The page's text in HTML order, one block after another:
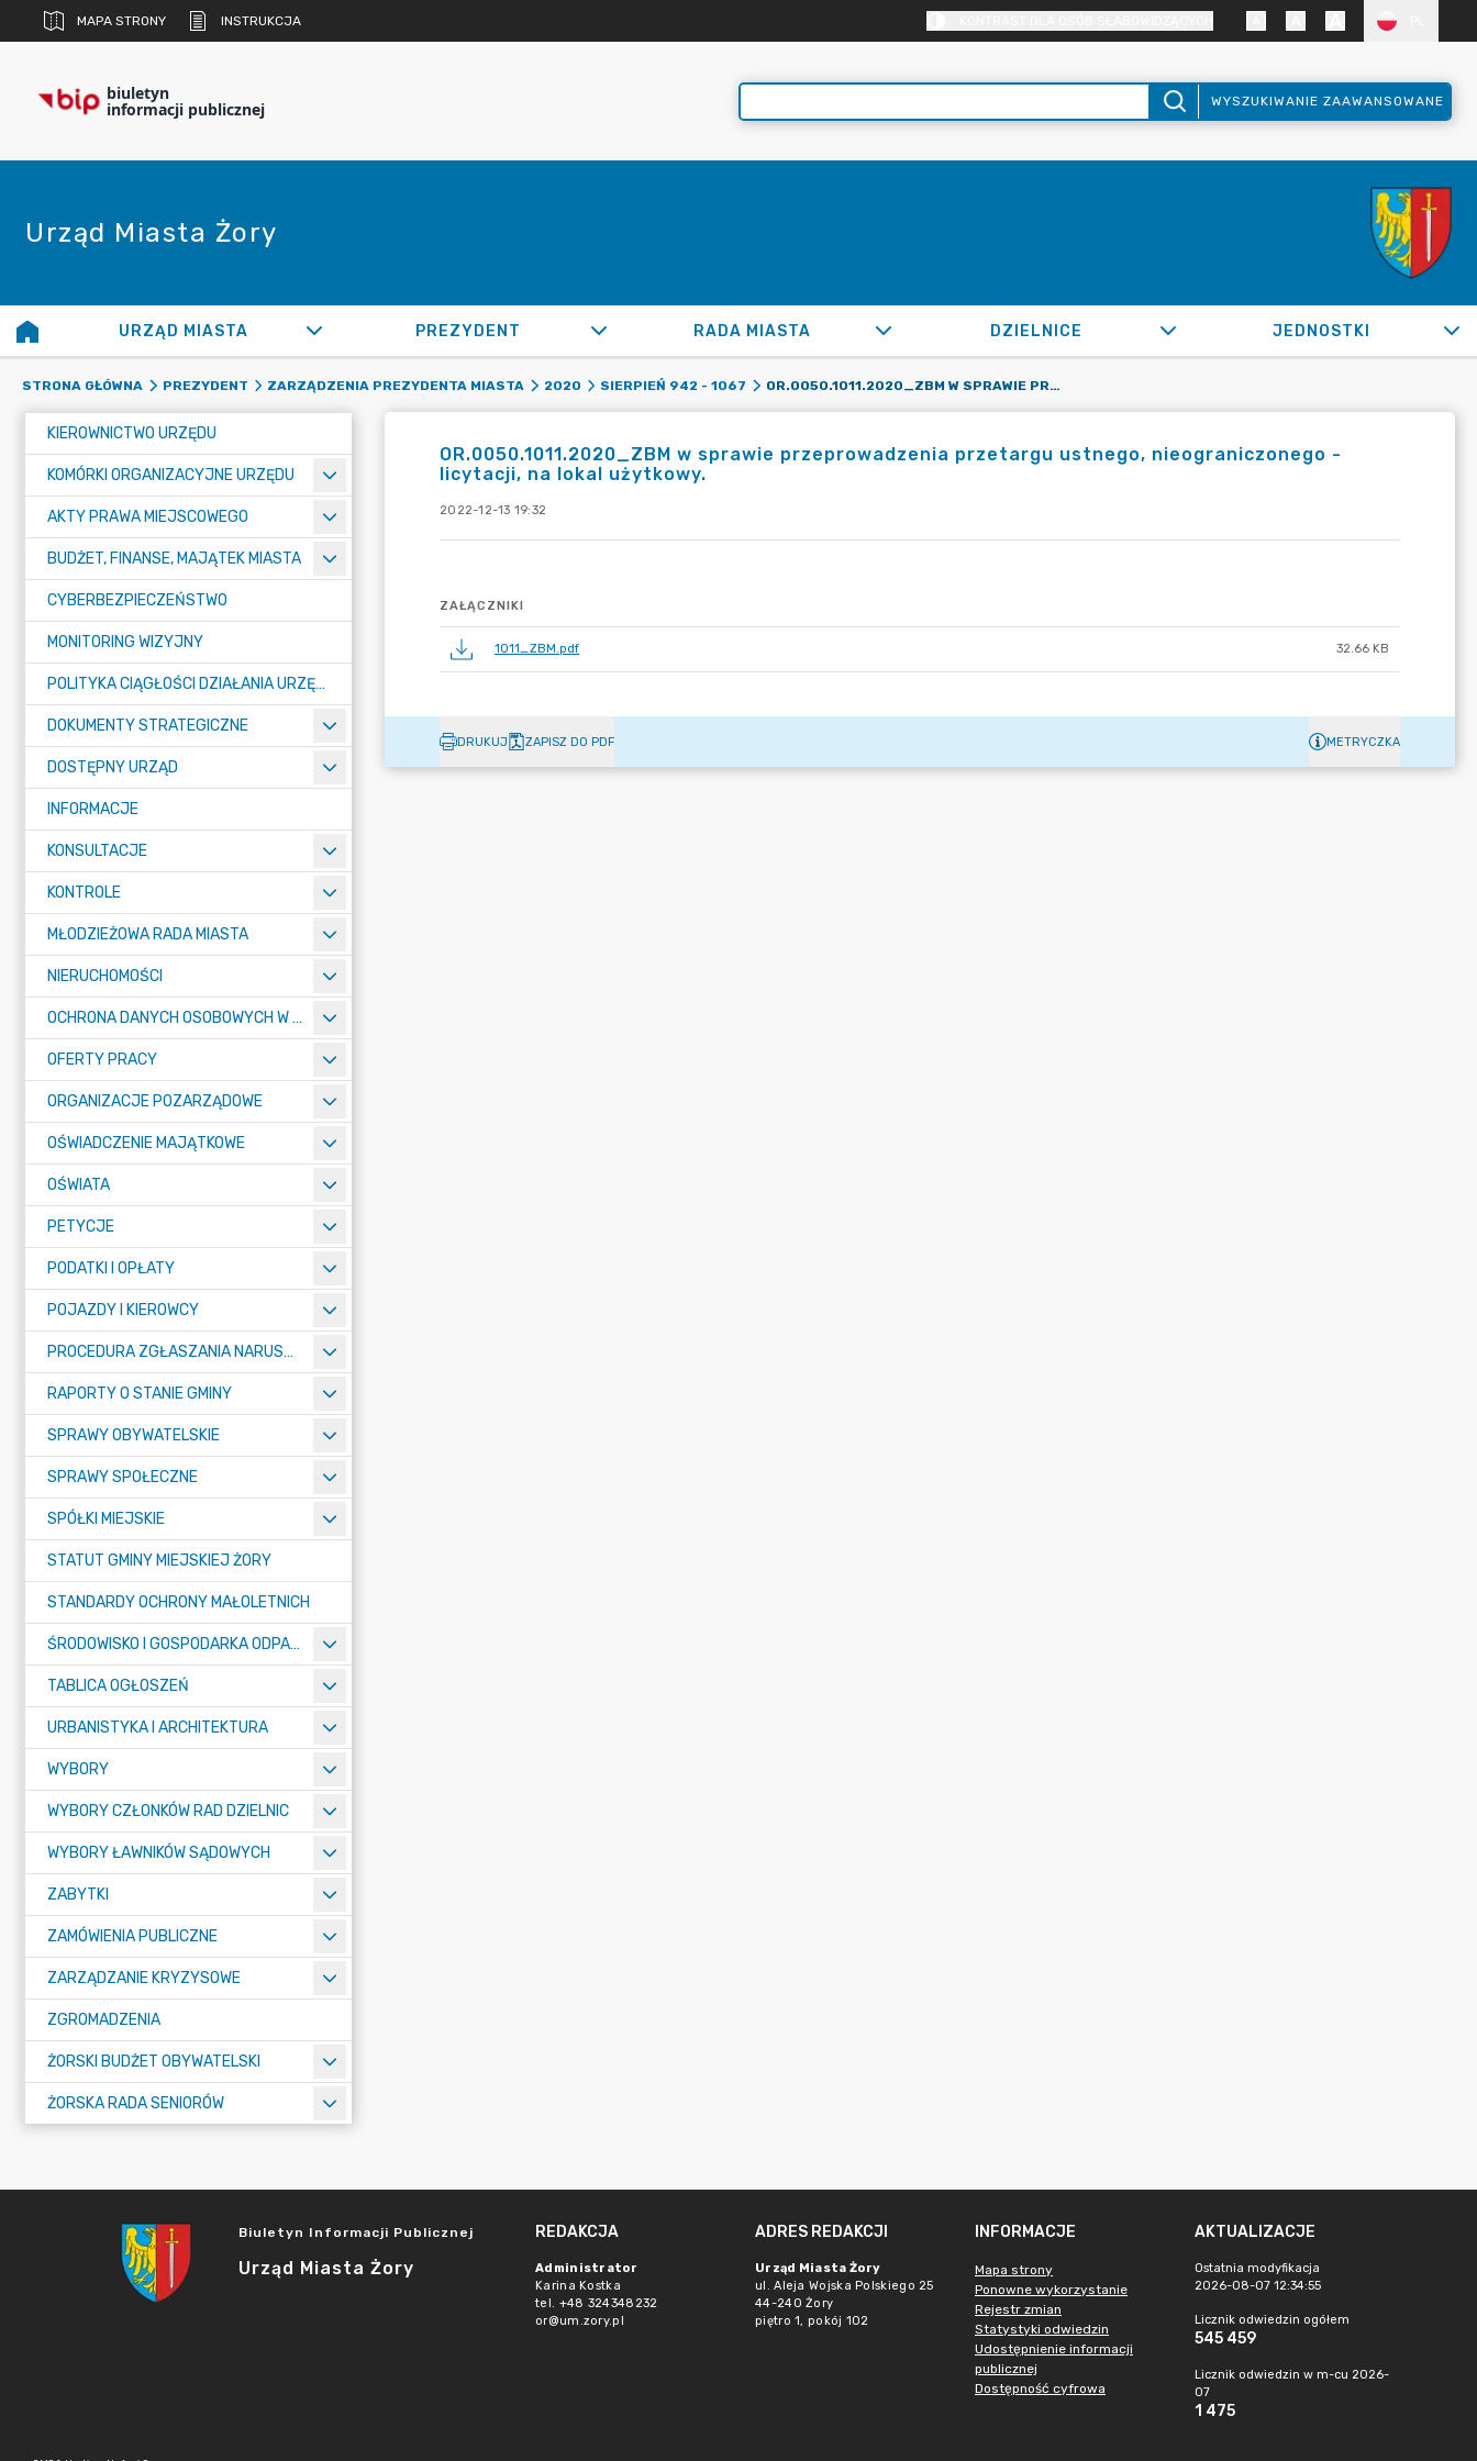
MAPA STRONY INSTRUKCJA
biuletyn
informacji publicznej WYSZUKIWANIE ZAAWANSOWANE
Urząd Miasta Żory
URZĄD MIASTA PREZYDENT RADA MIASTA DZIELNICE JEDNOSTKI
STRONA GŁÓWNA PREZYDENT ZARZĄDZENIA PREZYDENTA MIASTA 2020 SIERPIEŃ 942 - 1067 OR.0050.1011.2020_ZBM W SPRAWIE PRZEPROWADZENIA PRZETARGU USTNEGO, NIEOGRANICZONEGO - LICYTACJI, NA LOKAL UŻYTKOWY.
KIEROWNICTWO URZĘDU
KOMÓRKI ORGANIZACYJNE URZĘDU
AKTY PRAWA MIEJSCOWEGO
BUDŻET, FINANSE, MAJĄTEK MIASTA
CYBERBEZPIECZEŃSTWO
MONITORING WIZYJNY
POLITYKA CIĄGŁOŚCI DZIAŁANIA URZĘDU MIASTA ŻORY
DOKUMENTY STRATEGICZNE
DOSTĘPNY URZĄD
INFORMACJE
KONSULTACJE
KONTROLE
MŁODZIEŻOWA RADA MIASTA
NIERUCHOMOŚCI
OCHRONA DANYCH OSOBOWYCH W URZĘDZIE MIASTA ŻORY - RODO
OFERTY PRACY
ORGANIZACJE POZARZĄDOWE
OŚWIADCZENIE MAJĄTKOWE
OŚWIATA
PETYCJE
PODATKI I OPŁATY
POJAZDY I KIEROWCY
PROCEDURA ZGŁASZANIA NARUSZEŃ PRAWA
RAPORTY O STANIE GMINY
SPRAWY OBYWATELSKIE
SPRAWY SPOŁECZNE
SPÓŁKI MIEJSKIE
STATUT GMINY MIEJSKIEJ ŻORY
STANDARDY OCHRONY MAŁOLETNICH
ŚRODOWISKO I GOSPODARKA ODPADAMI
TABLICA OGŁOSZEŃ
URBANISTYKA I ARCHITEKTURA
WYBORY
WYBORY CZŁONKÓW RAD DZIELNIC
WYBORY ŁAWNIKÓW SĄDOWYCH
ZABYTKI
ZAMÓWIENIA PUBLICZNE
ZARZĄDZANIE KRYZYSOWE
ZGROMADZENIA
ŻORSKI BUDŻET OBYWATELSKI
ŻORSKA RADA SENIORÓW
OR.0050.1011.2020_ZBM w sprawie przeprowadzenia przetargu ustnego, nieograniczonego -
licytacji, na lokal użytkowy.
2022-12-13 19:32
ZAŁĄCZNIKI
1011_ZBM.pdf 32.66 KB
DRUKUJ ZAPISZ DO PDF METRYCZKA
Biuletyn Informacji Publicznej
Urząd Miasta Żory
REDAKCJA
Administrator
Karina Kostka
tel. +48 324348232
or@um.zory.pl
ADRES REDAKCJI
Urząd Miasta Żory
ul. Aleja Wojska Polskiego 25
44-240 Żory
piętro 1, pokój 102
INFORMACJE
Mapa strony
Ponowne wykorzystanie
Rejestr zmian
Statystyki odwiedzin
Udostępnienie informacji
publicznej
Dostępność cyfrowa
AKTUALIZACJE
Ostatnia modyfikacja
2026-08-07 12:34:55
Licznik odwiedzin ogółem
545 459
Licznik odwiedzin w m-cu 2026-
07
1 475